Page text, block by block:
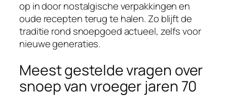
op in door nostalgische verpakkingen en
oude recepten terug te halen. Zo blijft de
traditie rond snoepgoed actueel, zelfs voor
nieuwe generaties.
Meest gestelde vragen over
snoep van vroeger jaren 70